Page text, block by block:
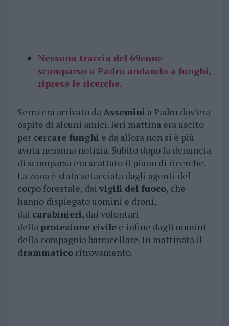
Nessuna traccia del 69enne
scomparso a Padru andando a funghi,
riprese le ricerche.
Serra era arrivato daAssemini a Padru dov’era
ospite di alcuni amici. Ieri mattina era uscito
per cercare funghi e da allora non si è più
avuta nessuna notizia. Subito dopo la denuncia
di scomparsa era scattato il piano di ricerche.
La zona è stata setacciata dagli agenti del
corpo forestale, dai vigili del fuoco, che
hanno dispiegato uomini e droni,
dai carabinieri, dai volontari
della protezione civilee infine dagli uomini
della compagnia barracellare. In mattinata il
drammaticoritrovamento.